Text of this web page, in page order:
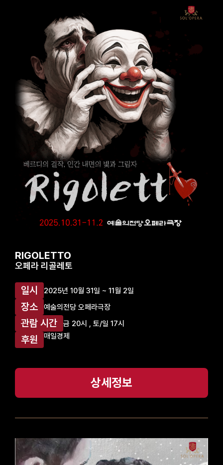
RIGOLETTO
오페라 리골레토
일시 2025년 10월 31일 ~ 11월 2일
장소 예술의전당 오페라극장
관람 시간 금 20시 , 토/일 17시
후원 매일경제
상세정보